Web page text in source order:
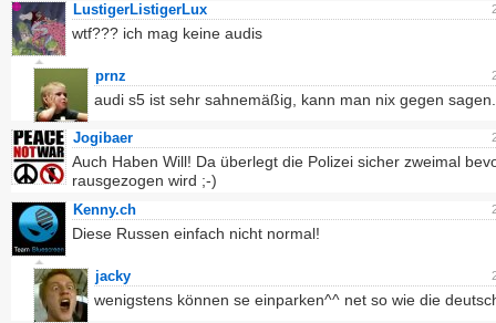
LustigerListigerLux
wtf??? ich mag keine audis
prnz
audi s5 ist sehr sahnemäßig, kann man nix gegen
Jogibaer
Auch Haben Will! Da überlegt die Polizei sicher zweimal
rausgezogen wird ;-)
Kenny.ch
Diese Russen einfach nicht normal!
jacky
wenigstens können se einparken^^ net so wie die